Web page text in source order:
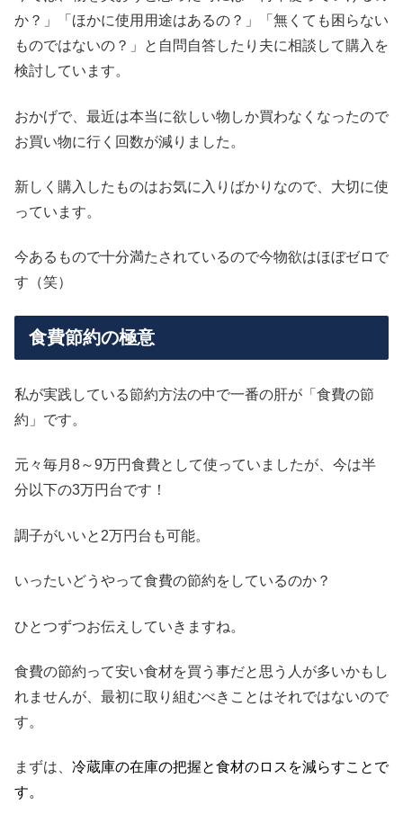
か？」「ほかに使用用途はあるの？」「無くても困らない
ものではないの？」と自問自答したり夫に相談して購入を
検討しています。
おかげで、最近は本当に欲しい物しか買わなくなったので
お買い物に行く回数が減りました。
新しく購入したものはお気に入りばかりなので、大切に使
っています。
今あるもので十分満たされているので今物欲はほぼゼロで
す（笑）
食費節約の極意
私が実践している節約方法の中で一番の肝が「食費の節
約」です。
元々毎月8～9万円食費として使っていましたが、今は半
分以下の3万円台です！
調子がいいと2万円台も可能。
いったいどうやって食費の節約をしているのか？
ひとつずつお伝えしていきますね。
食費の節約って安い食材を買う事だと思う人が多いかもし
れませんが、最初に取り組むべきことはそれではないので
す。
まずは、 冷蔵庫の在庫の把握と食材のロスを減らすことで
す。